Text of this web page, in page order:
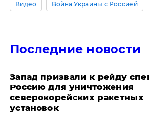
Видео Война Украины с Россией
Последние новости
Запад призвали к рейду
Россию для уничтожения
северокорейских ракетных
установок